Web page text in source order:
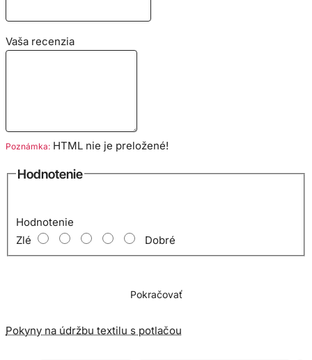
Vaša recenzia
Poznámka: HTML nie je preložené!
Hodnotenie
Hodnotenie
Zlé
Dobré
Pokračovať
Pokyny na údržbu textilu s potlačou